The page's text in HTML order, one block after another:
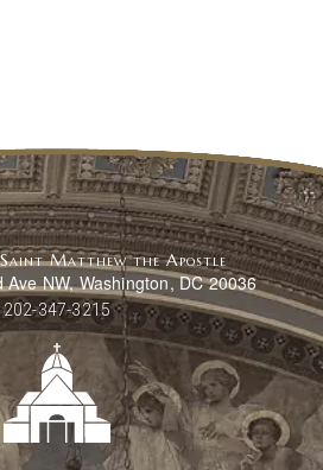
Matthew the Apostle
NW, Washington, DC 20036
202-347-3215